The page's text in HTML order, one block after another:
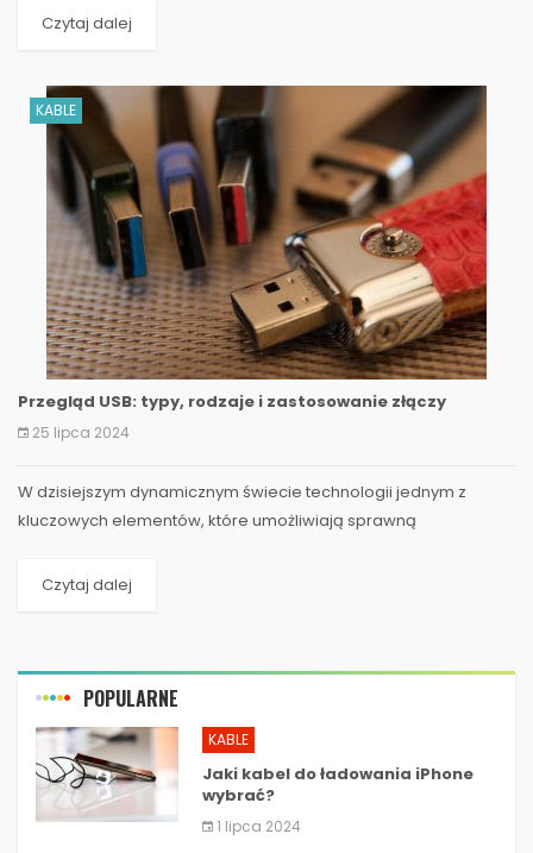
Czytaj dalej
KABLE
Przegląd USB: typy, rodzaje i zastosowanie złączy
25 lipca 2024
W dzisiejszym dynamicznym świecie technologii jednym z
kluczowych elementów, które umożliwiają sprawną
Czytaj dalej
POPULARNE
KABLE
Jaki kabel do ładowania iPhone
wybrać?
1 lipca 2024